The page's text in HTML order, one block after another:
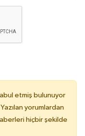
etmiş bulunuyor
yorumlardan
hiçbir şekilde